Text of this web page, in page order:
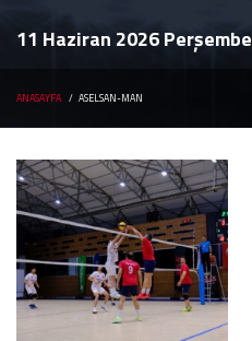
11 Haziran 2026 Perşembe
ANASAYFA ASELSAN-MAN